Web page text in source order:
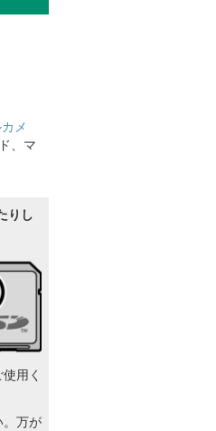
メ
、マ
りし
用く
。万が